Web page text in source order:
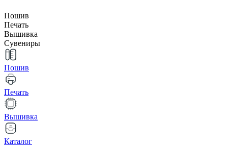
Пошив
Печать
Вышивка
Сувениры
Пошив
Печать
Вышивка
Каталог